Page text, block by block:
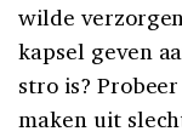
wilde
kapsel geven
stro is?
maken uit